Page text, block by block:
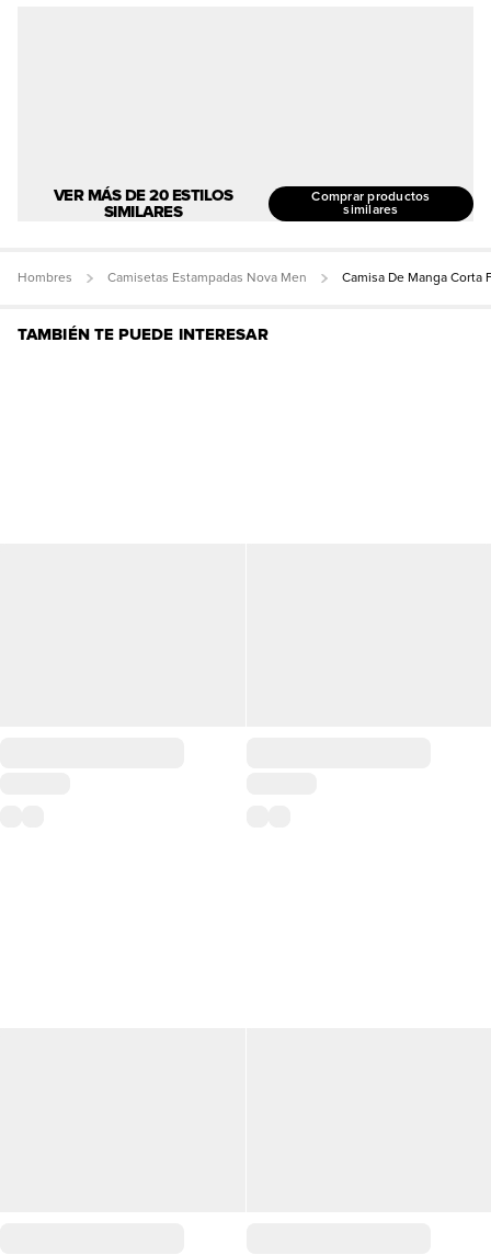
VER MÁS DE 20 ESTILOS
SIMILARES
Comprar productos
similares
Hombres Camisetas Estampadas Nova Men Camisa De Manga
TAMBIÉN TE PUEDE INTERESAR